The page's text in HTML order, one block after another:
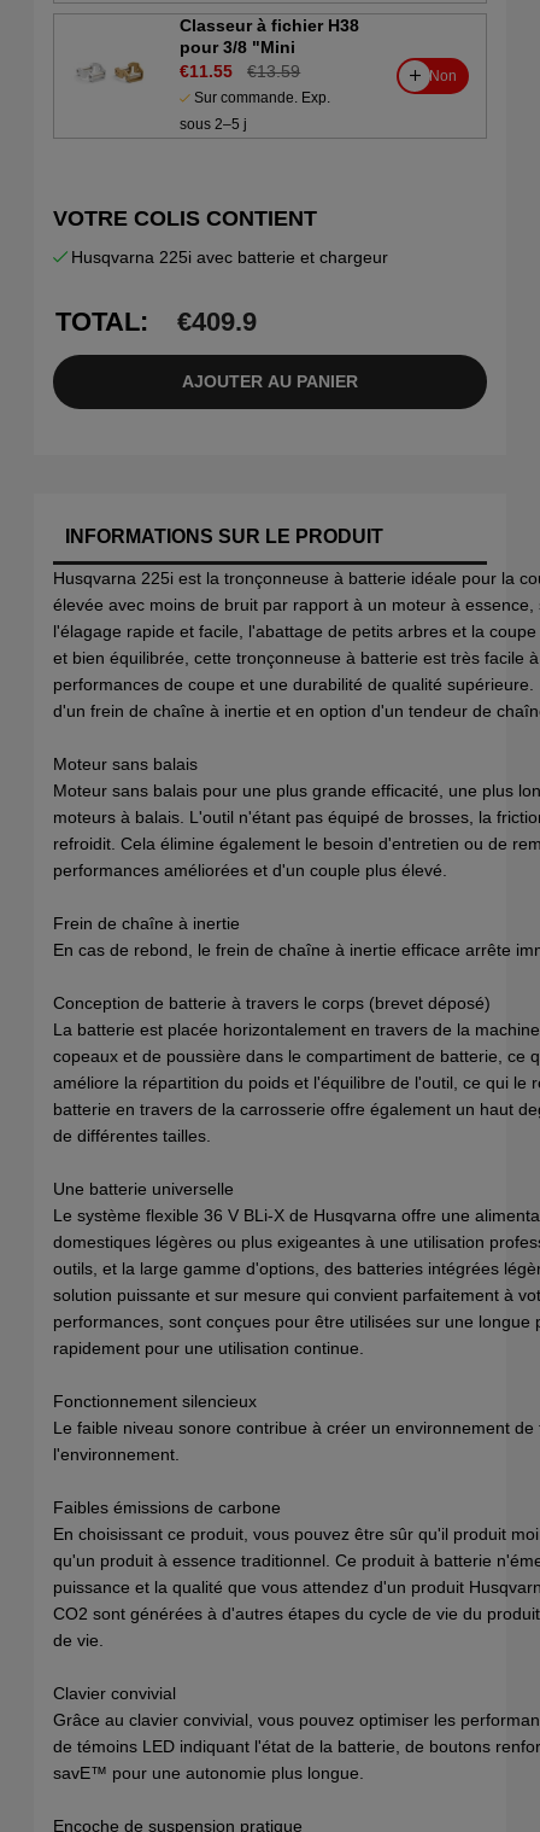
Classeur à fichier H38
pour 3/8 "Mini
€11.55
€13.59
Sur commande. Exp.
sous 2–5 j
Non
VOTRE COLIS CONTIENT
Husqvarna 225i avec batterie et chargeur
TOTAL: €409.9
AJOUTER AU PANIER
INFORMATIONS SUR LE PRODUIT
Husqvarna 225i est la tronçonneuse à batterie idéale pour la
élevée avec moins de bruit par rapport à un moteur à
l'élagage rapide et facile, l'abattage de petits arbres et la
et bien équilibrée, cette tronçonneuse à batterie est très facile
performances de coupe et une durabilité de qualité
d'un frein de chaîne à inertie et en option d'un tendeur de
Moteur sans balais
Moteur sans balais pour une plus grande efficacité, une plus
moteurs à balais. L'outil n'étant pas équipé de brosses, la
refroidit. Cela élimine également le besoin d'entretien ou de
performances améliorées et d'un couple plus élevé.
Frein de chaîne à inertie
En cas de rebond, le frein de chaîne à inertie efficace arrête
Conception de batterie à travers le corps (brevet déposé)
La batterie est placée horizontalement en travers de la
copeaux et de poussière dans le compartiment de batterie, ce
améliore la répartition du poids et l'équilibre de l'outil, ce qui
batterie en travers de la carrosserie offre également un haut
de différentes tailles.
Une batterie universelle
Le système flexible 36 V BLi-X de Husqvarna offre une
domestiques légères ou plus exigeantes à une utilisation
outils, et la large gamme d'options, des batteries intégrées
solution puissante et sur mesure qui convient parfaitement à
performances, sont conçues pour être utilisées sur une
rapidement pour une utilisation continue.
Fonctionnement silencieux
Le faible niveau sonore contribue à créer un environnement
l'environnement.
Faibles émissions de carbone
En choisissant ce produit, vous pouvez être sûr qu'il produit
qu'un produit à essence traditionnel. Ce produit à batterie
puissance et la qualité que vous attendez d'un produit
CO2 sont générées à d'autres étapes du cycle de vie du
de vie.
Clavier convivial
Grâce au clavier convivial, vous pouvez optimiser les
de témoins LED indiquant l'état de la batterie, de boutons
savE™ pour une autonomie plus longue.
Encoche de suspension pratique